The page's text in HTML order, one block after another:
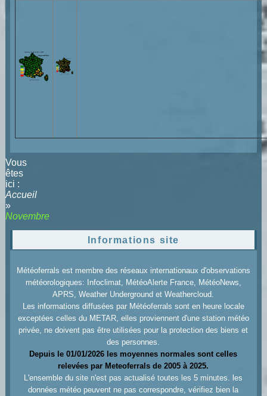
Vous
êtes
ici :
Accueil
»
Novembre
Informations site
Météoferrals est membre des réseaux internationaux d'observations
météorologiques: Infoclimat, MétéoAlerte France, MétéoNews,
APRS, Weather Underground et Weathercloud.
Les informations diffusées par Météoferrals sont en heure locale
exceptées celles du METAR, elles proviennent d'une station météo
privée, ne doivent pas être utilisées pour la protection des biens et
des personnes.
Depuis le 01/01/2026 les moyennes normales sont celles
relevées par Meteoferrals de 2005 à 2025.
L'ensemble du site n'est pas actualisé toutes les 5 minutes. les
données météo peuvent ne pas correspondre, vérifiez bien la